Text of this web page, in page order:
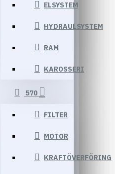
ELSYSTEM
HYDRAULSYSTEM
RAM
KAROSSERI
570
FILTER
MOTOR
KRAFTÖVERFÖRING